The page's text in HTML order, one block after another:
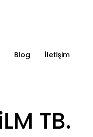
Blog İletişim
TB.